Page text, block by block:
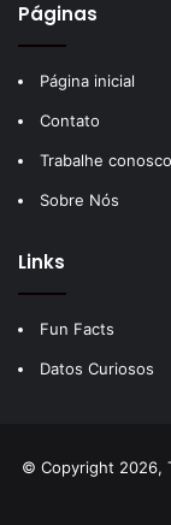
Páginas
Página inicial
Contato
Trabalhe conosco
Sobre Nós
Links
Fun Facts
Datos Curiosos
© Copyright 2026,